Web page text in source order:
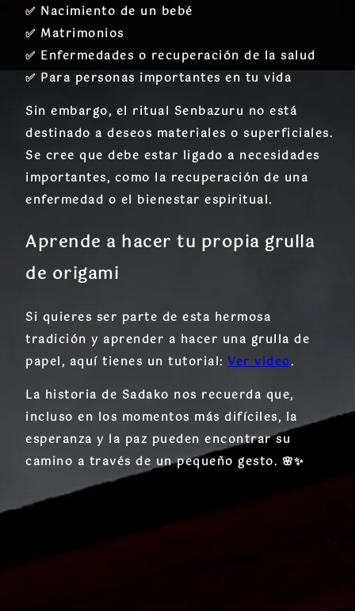
✅ Nacimiento de un bebé
✅ Matrimonios
✅ Enfermedades o recuperación de la salud
✅ Para personas importantes en tu vida
Sin embargo, el ritual Senbazuru no está
destinado a deseos materiales o superficiales.
Se cree que debe estar ligado a necesidades
importantes, como la recuperación de una
enfermedad o el bienestar espiritual.
Aprende a hacer tu propia grulla
de origami
Si quieres ser parte de esta hermosa
tradición y aprender a hacer una grulla de
papel, aquí tienes un tutorial: Ver video.
La historia de Sadako nos recuerda que,
incluso en los momentos más difíciles, la
esperanza y la paz pueden encontrar su
camino a través de un pequeño gesto. 🌸✨